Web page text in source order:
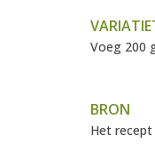
Voeg 200
BRON
Het